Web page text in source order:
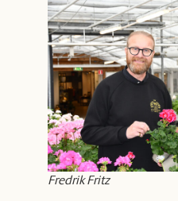
Fredrik Fritz